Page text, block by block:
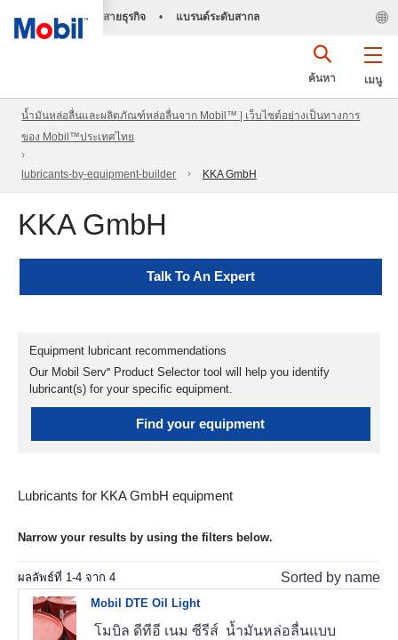
สายธุรกิจ • แบรนด์ระดับสากล
เมนู
ค้นหา
น้ำมันหล่อลื่นและผลิตภัณฑ์หล่อลื่นจาก Mobil™ | เว็บไซต์อย่างเป็นทางการ
ของ Mobil™ประเทศไทย
lubricants-by-equipment-builder KKA GmbH
KKA GmbH
Talk To An Expert
Equipment lubricant recommendations
Our Mobil Serv℠ Product Selector tool will help you identify
lubricant(s) for your specific equipment.
Find your equipment
Lubricants for KKA GmbH equipment
Narrow your results by using the filters below.
ผลลัพธ์ที่ 1-4 จาก 4 Sorted by name
Mobil DTE Oil Light
โมบิล ดีทีอี เนม ซีรีส์ น้ำมันหล่อลื่นแบบ